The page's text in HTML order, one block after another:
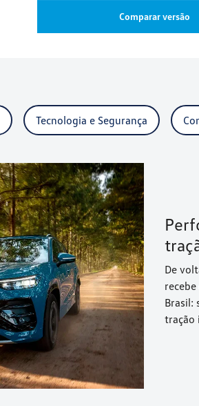
Comparar versão
Tecnologia e Segurança
De
Brasil:
tração